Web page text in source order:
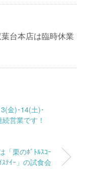
台本店は臨時休業
金)･14(土)･
営業です！
「栗のﾎﾞﾄﾙｽｺｰ
ﾃｲｰ」の試食会